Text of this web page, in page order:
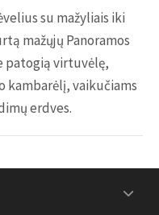
su mažyliais iki
mažųjų Panoramos
patogią virtuvėlę,
kambarėlį, vaikučiams
erdves.